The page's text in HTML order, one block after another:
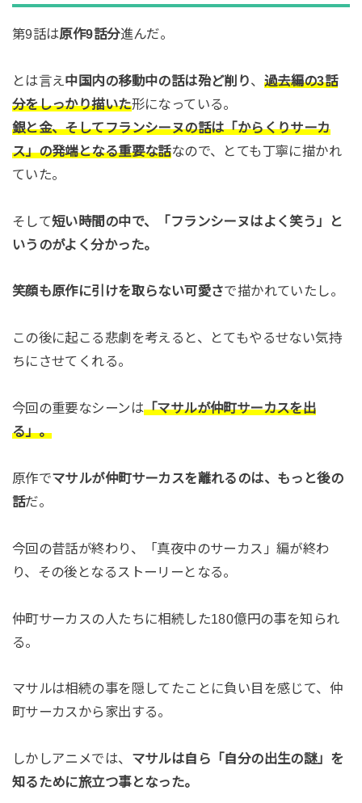
第9話は原作9話分進んだ。
とは言え中国内の移動中の話は殆ど削り、 過去編の3話
分をしっかり描いた形になっている。
銀と金、そしてフランシーヌの話は「からくりサーカ
ス」の発端となる重要な話なので、とても丁寧に描かれ
ていた。
そして短い時間の中で、「フランシーヌはよく笑う」と
いうのがよく分かった。
笑顔も原作に引けを取らない可愛さで描かれていたし。
この後に起こる悲劇を考えると、とてもやるせない気持
ちにさせてくれる。
今回の重要なシーンは「マサルが仲町サーカスを出
る」。
原作でマサルが仲町サーカスを離れるのは、もっと後の
話だ。
今回の昔話が終わり、「真夜中のサーカス」編が終わ
り、その後となるストーリーとなる。
仲町サーカスの人たちに相続した180億円の事を知られ
る。
マサルは相続の事を隠してたことに負い目を感じて、仲
町サーカスから家出する。
しかしアニメでは、 マサルは自ら「自分の出生の謎」を
知るために旅立つ事となった。